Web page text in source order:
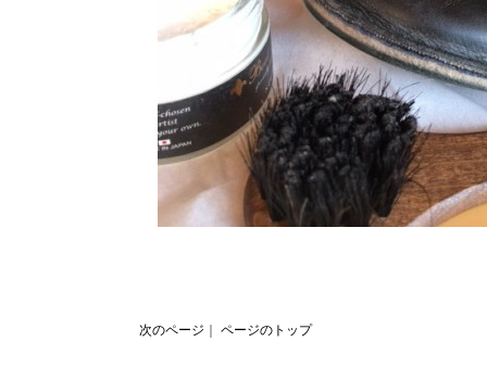
次のページ ｜ ページのトップ